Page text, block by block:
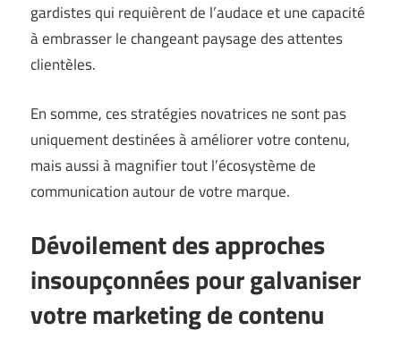
gardistes qui requièrent de l’audace et une capacité
à embrasser le changeant paysage des attentes
clientèles.
En somme, ces stratégies novatrices ne sont pas
uniquement destinées à améliorer votre contenu,
mais aussi à magnifier tout l’écosystème de
communication autour de votre marque.
Dévoilement des approches
insoupçonnées pour galvaniser
votre marketing de contenu